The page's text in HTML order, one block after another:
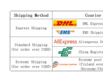
Κλειδί KEYDIY έξυπνο